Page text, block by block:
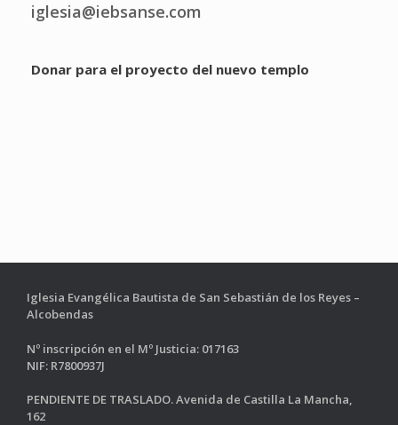
iglesia@iebsanse.com
Donar para el proyecto del nuevo templo
Iglesia Evangélica Bautista de San Sebastián de los Reyes –
Alcobendas
Nº inscripción en el Mº Justicia: 017163
NIF: R7800937J
PENDIENTE DE TRASLADO. Avenida de Castilla La Mancha,
162